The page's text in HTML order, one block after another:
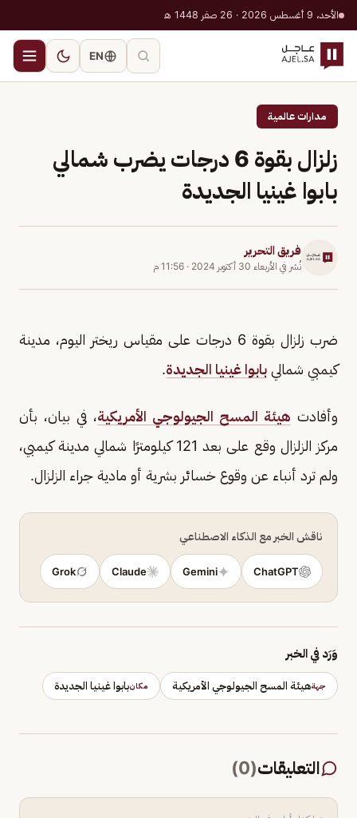
الأحد، 9 أغسطس 2026 · 26 صفر 1448 هـ
EN
مدارات عالمية
زلزال بقوة 6 درجات يضرب شمالي
بابوا غينيا الجديدة
فريق التحرير
نُشر في الأربعاء 30 أكتوبر 2024 · 11:56 م
ضرب زلزال بقوة 6 درجات على مقياس ريختر اليوم، مدينة
كيمبي شمالي بابوا غينيا الجديدة.
وأفادت هيئة المسح الجيولوجي الأمريكية، في بيان، بأن
مركز الزلزال وقع على بعد 121 كيلومترًا شمالي مدينة كيمبي،
ولم ترد أنباء عن وقوع خسائر بشرية أو مادية جراء الزلزال.
ناقش الخبر مع الذكاء الاصطناعي
ChatGPT
Gemini
Claude
Grok
وَرَد في الخبر
جهةهيئة المسح الجيولوجي الأمريكية مكانبابوا غينيا الجديدة
التعليقات(
0
)